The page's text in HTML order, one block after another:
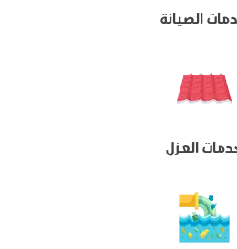
الصيانة
العزل